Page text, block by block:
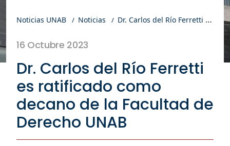
Noticias UNAB Noticias Dr. Carlos del Río Ferretti es ratificado como decano de la Facultad de Derecho UNAB
16 Octubre 2023
Dr. Carlos del Río Ferretti
es ratificado como
decano de la Facultad de
Derecho UNAB